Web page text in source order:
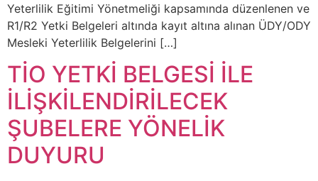
Yeterlilik Eğitimi Yönetmeliği kapsamında düzenlenen ve
R1/R2 Yetki Belgeleri altında kayıt altına alınan ÜDY/ODY
Mesleki Yeterlilik Belgelerini […]
TİO YETKİ BELGESİ İLE
İLİŞKİLENDİRİLECEK
ŞUBELERE YÖNELİK
DUYURU